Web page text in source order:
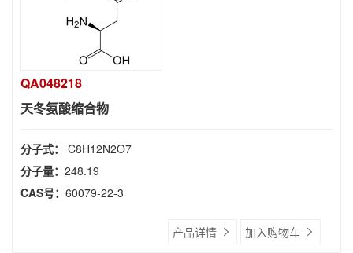
QA048218
天冬氨酸缩合物
分子式： C8H12N2O7
分子量： 248.19
CAS号： 60079-22-3
产品详情 加入购物车